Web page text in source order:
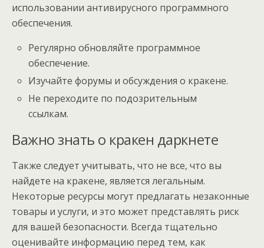
использовании антивирусного программного
обеспечения.
Регулярно обновляйте программное
обеспечение.
Изучайте форумы и обсуждения о кракене.
Не переходите по подозрительным
ссылкам.
Важно знать о кракен даркнете
Также следует учитывать, что не все, что вы
найдете на кракене, является легальным.
Некоторые ресурсы могут предлагать незаконные
товары и услуги, и это может представлять риск
для вашей безопасности. Всегда тщательно
оценивайте информацию перед тем, как